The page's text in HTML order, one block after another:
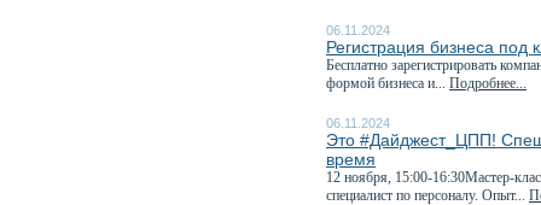
06.11.2024
Регистрация бизнеса под
Бесплатно зарегистрировать
формой бизнеса и... Подробнее...
06.11.2024
Это #Дайджест_ЦПП!
время
12 ноября, 15:00-16:30Мастер-
специалист по персоналу. Опыт...